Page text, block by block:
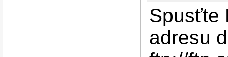
Spusťte
adresu